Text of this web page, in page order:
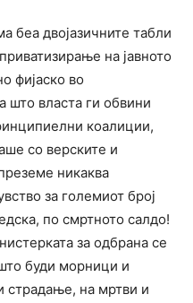
беа двојазичните табли
на јавното
фијаско во
што власта ги обвини
коалиции,
со верските и
никаква
за големиот број
по смртното салдо!
за одбрана се
буди морници и
страдање, на мртви и